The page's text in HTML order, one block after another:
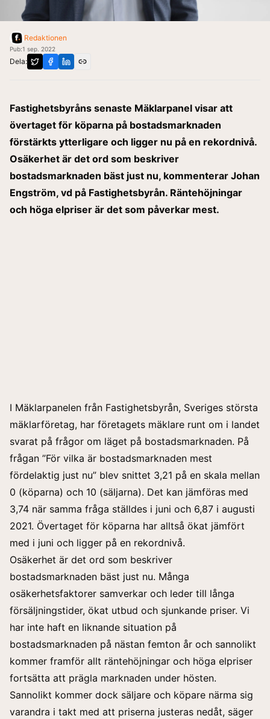
Redaktionen
Pub:1 sep. 2022
Dela:
Fastighetsbyråns senaste Mäklarpanel visar att
övertaget för köparna på bostadsmarknaden
förstärkts ytterligare och ligger nu på en rekordnivå.
Osäkerhet är det ord som beskriver
bostadsmarknaden bäst just nu, kommenterar Johan
Engström, vd på Fastighetsbyrån. Räntehöjningar
och höga elpriser är det som påverkar mest.
I Mäklarpanelen från Fastighetsbyrån, Sveriges största
mäklarföretag, har företagets mäklare runt om i landet
svarat på frågor om läget på bostadsmarknaden. På
frågan ”För vilka är bostadsmarknaden mest
fördelaktig just nu” blev snittet 3,21 på en skala mellan
0 (köparna) och 10 (säljarna). Det kan jämföras med
3,74 när samma fråga ställdes i juni och 6,87 i augusti
2021. Övertaget för köparna har alltså ökat jämfört
med i juni och ligger på en rekordnivå.
Osäkerhet är det ord som beskriver
bostadsmarknaden bäst just nu. Många
osäkerhetsfaktorer samverkar och leder till långa
försäljningstider, ökat utbud och sjunkande priser. Vi
har inte haft en liknande situation på
bostadsmarknaden på nästan femton år och sannolikt
kommer framför allt räntehöjningar och höga elpriser
fortsätta att prägla marknaden under hösten.
Sannolikt kommer dock säljare och köpare närma sig
varandra i takt med att priserna justeras nedåt, säger